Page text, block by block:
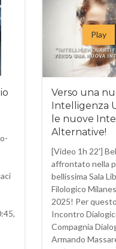
Play
Verso una
Intelligenza
le nuove
Alternative!
[Video 1h 22']
affrontato nella
bellissima Sala
Filologico
2025! Per
Incontro
Compagnia
Armando